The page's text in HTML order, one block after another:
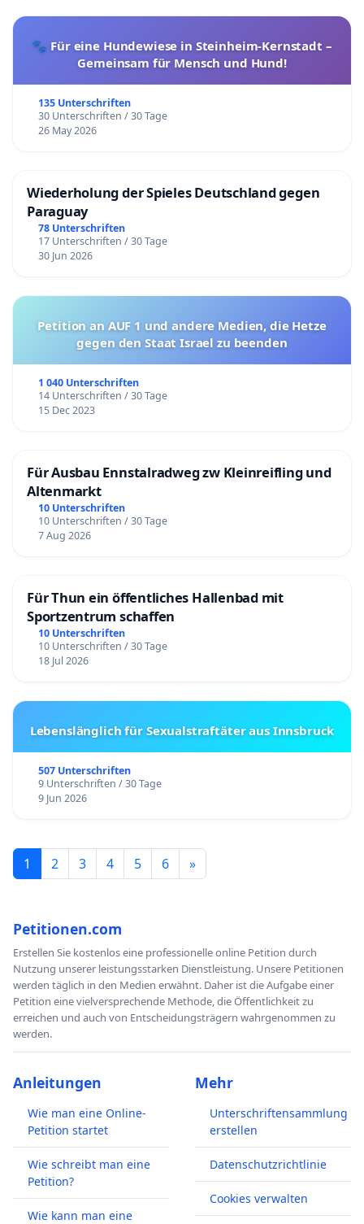
🐾 Für eine Hundewiese in Steinheim-Kernstadt –
Gemeinsam für Mensch und Hund!
135 Unterschriften
30 Unterschriften / 30 Tage
26 May 2026
Wiederholung der Spieles Deutschland gegen
Paraguay
78 Unterschriften
17 Unterschriften / 30 Tage
30 Jun 2026
Petition an AUF 1 und andere Medien, die Hetze
gegen den Staat Israel zu beenden
1 040 Unterschriften
14 Unterschriften / 30 Tage
15 Dec 2023
Für Ausbau Ennstalradweg zw Kleinreifling und
Altenmarkt
10 Unterschriften
10 Unterschriften / 30 Tage
7 Aug 2026
Für Thun ein öffentliches Hallenbad mit
Sportzentrum schaffen
10 Unterschriften
10 Unterschriften / 30 Tage
18 Jul 2026
Lebenslänglich für Sexualstraftäter aus Innsbruck
507 Unterschriften
9 Unterschriften / 30 Tage
9 Jun 2026
1 2 3 4 5 6 »
Petitionen.com
Erstellen Sie kostenlos eine professionelle online Petition durch
Nutzung unserer leistungsstarken Dienstleistung. Unsere Petitionen
werden täglich in den Medien erwähnt. Daher ist die Aufgabe einer
Petition eine vielversprechende Methode, die Öffentlichkeit zu
erreichen und auch von Entscheidungsträgern wahrgenommen zu
werden.
Anleitungen
Wie man eine Online-
Petition startet
Wie schreibt man eine
Petition?
Wie kann man eine
Mehr
Unterschriftensammlung
erstellen
Datenschutzrichtlinie
Cookies verwalten